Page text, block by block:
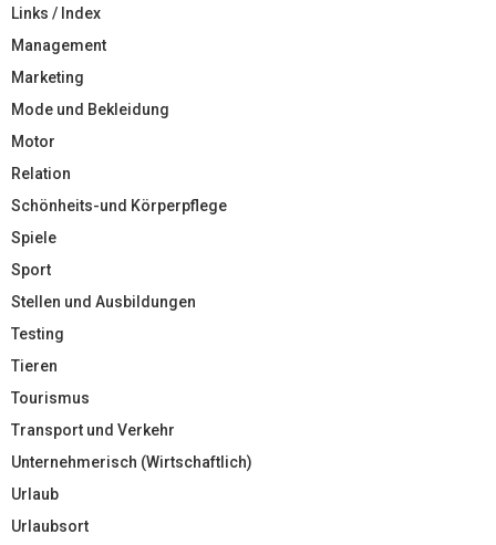
Links / Index
Management
Marketing
Mode und Bekleidung
Motor
Relation
Schönheits-und Körperpflege
Spiele
Sport
Stellen und Ausbildungen
Testing
Tieren
Tourismus
Transport und Verkehr
Unternehmerisch (Wirtschaftlich)
Urlaub
Urlaubsort